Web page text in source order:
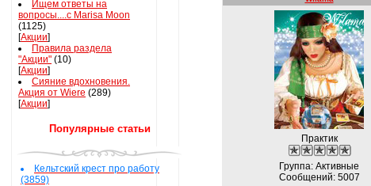
Ищем ответы на
вопросы....с Marisa Moon
(1125)
[Акции]
Правила раздела
"Акции" (10)
[Акции]
Сияние вдохновения.
Акция от Wiere (289)
[Акции]
Популярные статьи
Кельтский крест про работу
(3859)
Практик
Группа: Активные
Сообщений: 5007